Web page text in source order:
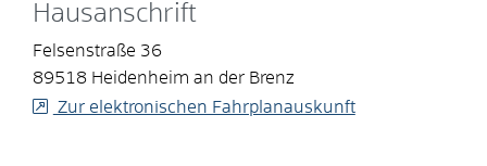
Hausanschrift
Felsenstraße 36
89518 Heidenheim an der Brenz
Zur elektronischen Fahrplanauskunft